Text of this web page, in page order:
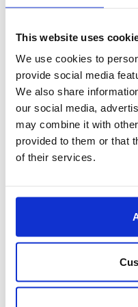
This website uses
We use cookies to
provide social media
We also share
our social media,
may combine it with
provided to them or that
of their services.
Ogni documento
specifiche 'classi
informazioni in contenitori
Questa tecnica,
appartenenza, permette